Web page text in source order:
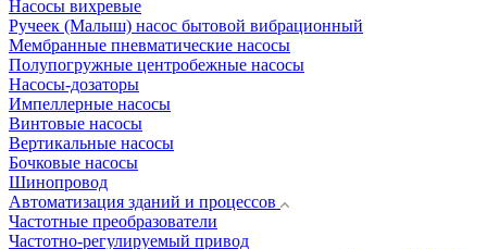
Насосы вихревые
Ручеек (Малыш) насос бытовой вибрационный
Мембранные пневматические насосы
Полупогружные центробежные насосы
Насосы-дозаторы
Импеллерные насосы
Винтовые насосы
Вертикальные насосы
Бочковые насосы
Шинопровод
Автоматизация зданий и процессов
Частотные преобразователи
Частотно-регулируемый привод